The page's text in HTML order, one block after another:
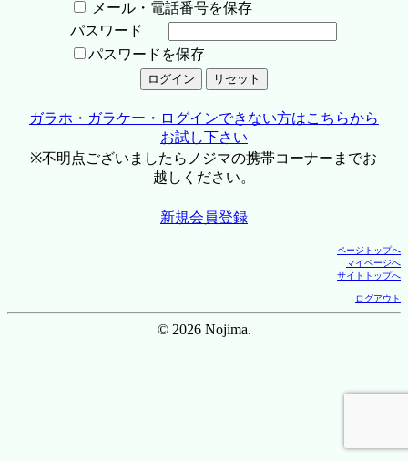
メール・電話番号を保存
パスワード
パスワードを保存
ガラホ・ガラケー・ログインできない方はこちらから
お試し下さい
※不明点ございましたらノジマの携帯コーナーまでお
越しください。
新規会員登録
ページトップへ
マイページへ
サイトトップへ
ログアウト
© 2026 Nojima.